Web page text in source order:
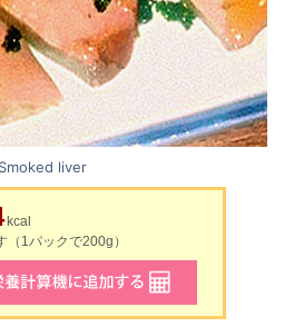
Smoked liver
kcal
1パックで200g）